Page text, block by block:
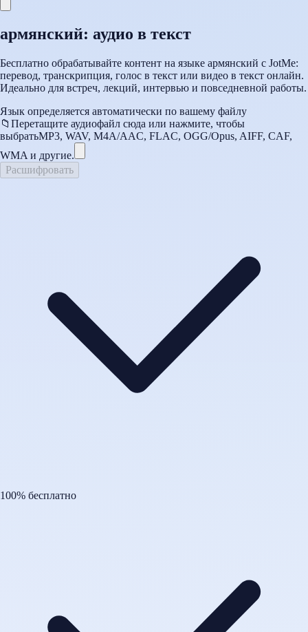
армянский: аудио в текст
Бесплатно обрабатывайте контент на языке армянский с JotMe:
перевод, транскрипция, голос в текст или видео в текст онлайн.
Идеально для встреч, лекций, интервью и повседневной работы.
Язык определяется автоматически по вашему файлу
📁 Перетащите аудиофайл сюда или нажмите, чтобы
выбратьMP3, WAV, M4A/AAC, FLAC, OGG/Opus, AIFF, CAF,
WMA и другие.
Расшифровать
100% бесплатно